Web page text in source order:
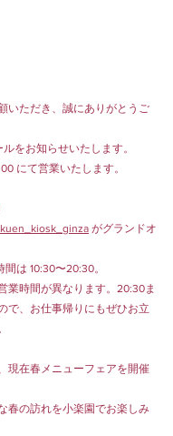
いただき、誠にありがとうご
をお知らせいたします。
にて営業いたします。
がグランドオ
は 10:30〜20:30。
業時間が異なります。20:30ま
で、お仕事帰りにもぜひお立
現在春メニューフェアを開催
春の訪れを小楽園でお楽しみ